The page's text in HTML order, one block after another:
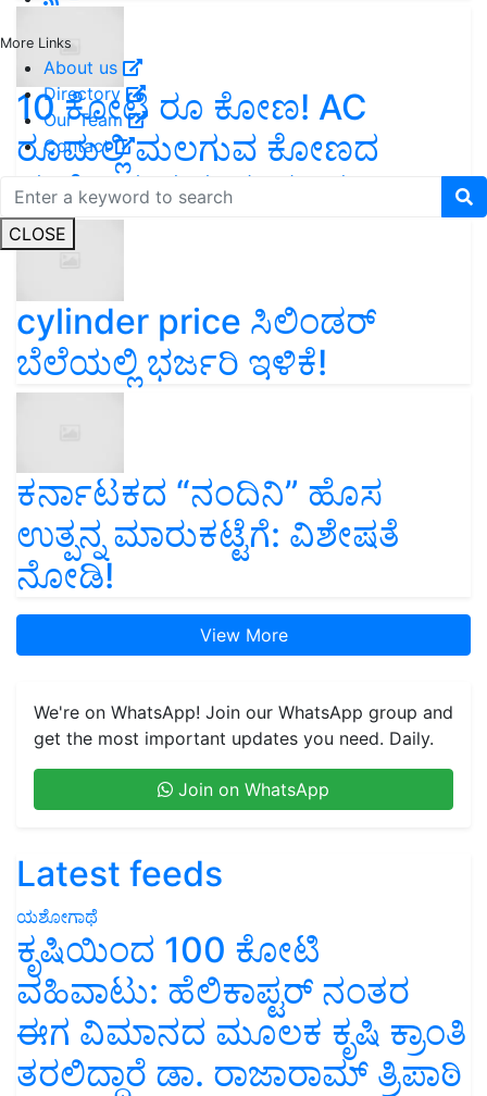
More Links
About us
Directory
Our Team
Contact
CLOSE
10 ಕೋಟಿ ರೂ ಕೋಣ! AC
ರೂಮಲ್ಲಿ ಮಲಗುವ ಕೋಣದ
ಹುಬ್ಬೇರಿಸುವ ಸಂಗತಿಗಳಿವು!
cylinder price ಸಿಲಿಂಡರ್‌
ಬೆಲೆಯಲ್ಲಿ ಭರ್ಜರಿ ಇಳಿಕೆ!
ಕರ್ನಾಟಕದ “ನಂದಿನಿ” ಹೊಸ
ಉತ್ಪನ್ನ ಮಾರುಕಟ್ಟೆಗೆ: ವಿಶೇಷತೆ
ನೋಡಿ!
View More
We're on WhatsApp! Join our WhatsApp group and
get the most important updates you need. Daily.
Join on WhatsApp
Latest feeds
ಯಶೋಗಾಥೆ
ಕೃಷಿಯಿಂದ 100 ಕೋಟಿ
ವಹಿವಾಟು: ಹೆಲಿಕಾಪ್ಟರ್ ನಂತರ
ಈಗ ವಿಮಾನದ ಮೂಲಕ ಕೃಷಿ ಕ್ರಾಂತಿ
ತರಲಿದ್ದಾರೆ ಡಾ. ರಾಜಾರಾಮ್ ತ್ರಿಪಾಠಿ